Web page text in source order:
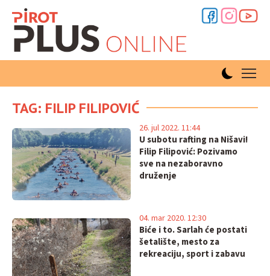
TAG: FILIP FILIPOVIĆ
U subotu rafting na Nišavi!
Filip Filipović: Pozivamo
sve na nezaboravno
druženje
26. jul 2022. 11:44
Biće i to. Sarlah će postati
šetalište, mesto za
rekreaciju, sport i zabavu
04. mar 2020. 12:30